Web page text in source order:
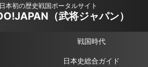
日本初の歴史戦国ポータルサイト
（武将ジャパン）
戦国時代
日本史総合ガイド